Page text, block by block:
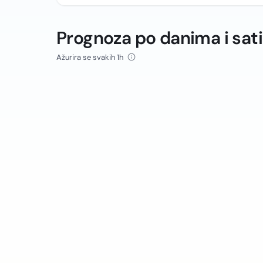
Prognoza po danima i
Ažurira se svakih 1h